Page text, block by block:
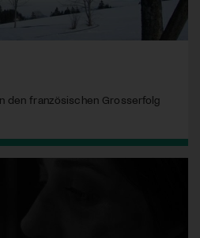
den französischen Grosserfolg